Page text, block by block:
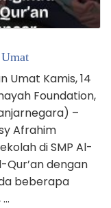
Umat Kamis, 14
Foundation,
–
Afrahim
di SMP Al-
Qur’an dengan
beberapa